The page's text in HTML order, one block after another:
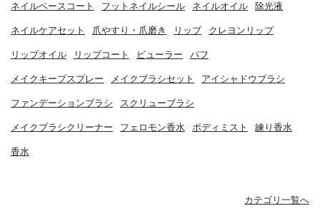
ネイルベースコート フットネイルシール ネイルオイル 除光液
ネイルケアセット 爪やすり・爪磨き リップ クレヨンリップ
リップオイル リップコート ビューラー パフ
メイクキープスプレー メイクブラシセット アイシャドウブラシ
ファンデーションブラシ スクリューブラシ
メイクブラシクリーナー フェロモン香水 ボディミスト 練り香水
香水
カテゴリ一覧へ